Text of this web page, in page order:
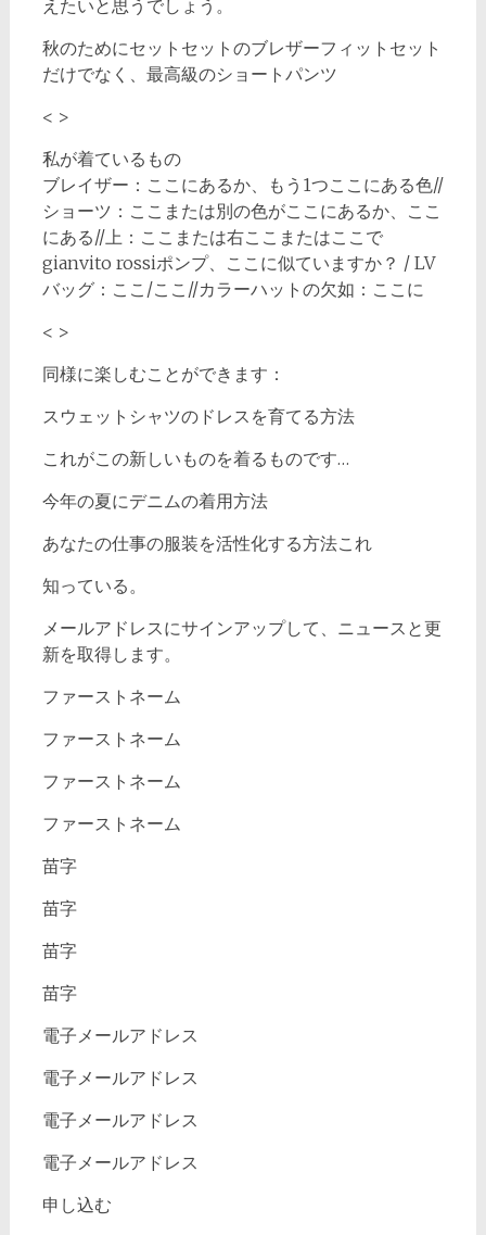
えたいと思うでしょう。
秋のためにセットセットのブレザーフィットセット
だけでなく、最高級のショートパンツ
< >
私が着ているもの
ブレイザー：ここにあるか、もう1つここにある色//
ショーツ：ここまたは別の色がここにあるか、ここ
にある//上：ここまたは右ここまたはここで
gianvito rossiポンプ、ここに似ていますか？ / LV
バッグ：ここ/ここ//カラーハットの欠如：ここに
< >
同様に楽しむことができます：
スウェットシャツのドレスを育てる方法
これがこの新しいものを着るものです…
今年の夏にデニムの着用方法
あなたの仕事の服装を活性化する方法これ
知っている。
メールアドレスにサインアップして、ニュースと更
新を取得します。
ファーストネーム
ファーストネーム
ファーストネーム
ファーストネーム
苗字
苗字
苗字
苗字
電子メールアドレス
電子メールアドレス
電子メールアドレス
電子メールアドレス
申し込む